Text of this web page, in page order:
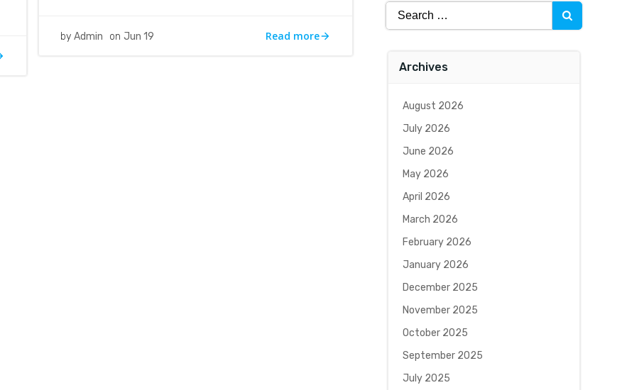
by Admin onJun 19 Read more
Search
for:
Archives
August 2026
July 2026
June 2026
May 2026
April 2026
March 2026
February 2026
January 2026
December 2025
November 2025
October 2025
September 2025
July 2025